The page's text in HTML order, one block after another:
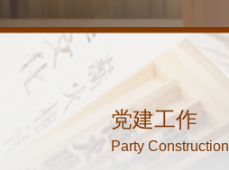
党建工作
Party Construction